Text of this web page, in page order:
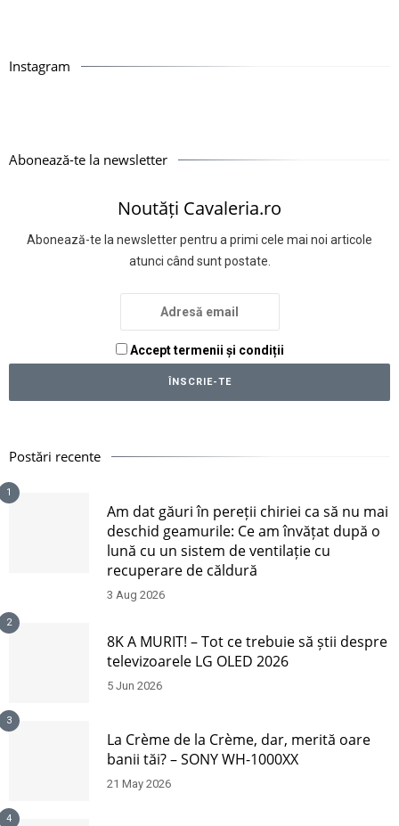
Instagram
Abonează-te la newsletter
Noutăți Cavaleria.ro
Abonează-te la newsletter pentru a primi cele mai noi articole
atunci când sunt postate.
Accept termenii și condiții
Postări recente
1
Am dat găuri în pereții chiriei ca să nu mai
deschid geamurile: Ce am învățat după o
lună cu un sistem de ventilație cu
recuperare de căldură
3 Aug 2026
2
8K A MURIT! – Tot ce trebuie să știi despre
televizoarele LG OLED 2026
5 Jun 2026
3
La Crème de la Crème, dar, merită oare
banii tăi? – SONY WH-1000XX
21 May 2026
4